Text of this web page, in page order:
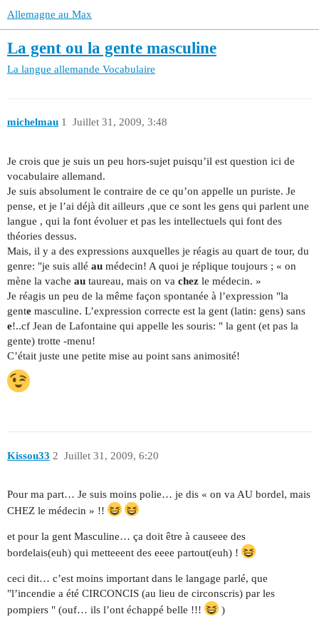
Allemagne au Max
La gent ou la gente masculine
La langue allemande Vocabulaire
michelmau Juillet 31, 2009, 3:48
1
Je crois que je suis un peu hors-sujet puisqu’il est question ici de
vocabulaire allemand.
Je suis absolument le contraire de ce qu’on appelle un puriste. Je
pense, et je l’ai déjà dit ailleurs ,que ce sont les gens qui parlent une
langue , qui la font évoluer et pas les intellectuels qui font des
théories dessus.
Mais, il y a des expressions auxquelles je réagis au quart de tour, du
genre: "je suis allé au médecin! A quoi je réplique toujours ; « on
mène la vache au taureau, mais on va chez le médecin. »
Je réagis un peu de la même façon spontanée à l’expression "la
gente masculine. L’expression correcte est la gent (latin: gens) sans
e!..cf Jean de Lafontaine qui appelle les souris: " la gent (et pas la
gente) trotte -menu!
C’était juste une petite mise au point sans animosité!
Kissou33 Juillet 31, 2009, 6:20
2
Pour ma part… Je suis moins polie… je dis « on va AU bordel, mais
CHEZ le médecin » !!
et pour la gent Masculine… ça doit être à causeee des
bordelais(euh) qui metteeent des eeee partout(euh) !
ceci dit… c’est moins important dans le langage parlé, que
"l’incendie a été CIRCONCIS (au lieu de circonscris) par les
pompiers " (ouf… ils l’ont échappé belle !!!
)